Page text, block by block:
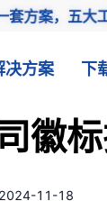
方案，五大
决方案 下
徽
2024-11-18